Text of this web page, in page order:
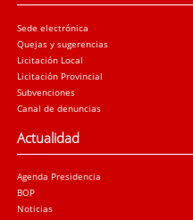
Sede electrónica
Quejas y sugerencias
Licitación Local
Licitación Provincial
Subvenciones
Canal de denuncias
Actualidad
Agenda Presidencia
BOP
Noticias